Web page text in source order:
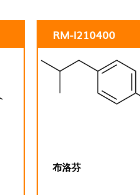
RM-I210400
布洛芬